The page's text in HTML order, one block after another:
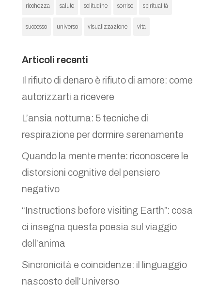
ricchezza salute solitudine sorriso spiritualità
successo universo visualizzazione vita
Articoli recenti
Il rifiuto di denaro è rifiuto di amore: come
autorizzarti a ricevere
L’ansia notturna: 5 tecniche di
respirazione per dormire serenamente
Quando la mente mente: riconoscere le
distorsioni cognitive del pensiero
negativo
“Instructions before visiting Earth”: cosa
ci insegna questa poesia sul viaggio
dell’anima
Sincronicità e coincidenze: il linguaggio
nascosto dell’Universo